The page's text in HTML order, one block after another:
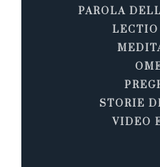
PAROLA
STORIE
VIDEO